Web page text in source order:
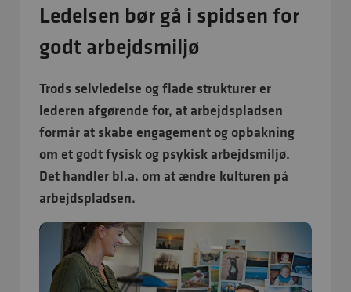
Ledelsen bør gå i spidsen for
godt arbejdsmiljø
Trods selvledelse og flade strukturer er
lederen afgørende for, at arbejdspladsen
formår at skabe engagement og opbakning
om et godt fysisk og psykisk arbejdsmiljø.
Det handler bl.a. om at ændre kulturen på
arbejdspladsen.